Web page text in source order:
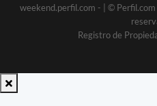
weekend.perfil.com -
| ©
Registro de